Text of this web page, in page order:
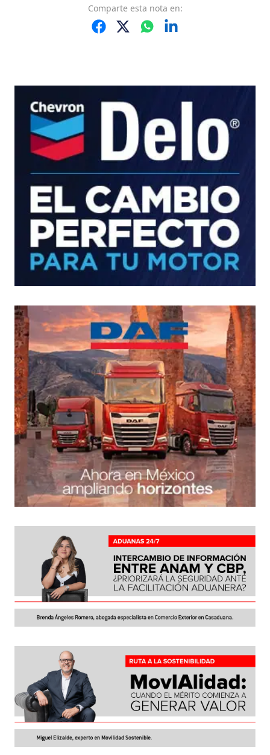
Comparte esta nota en: